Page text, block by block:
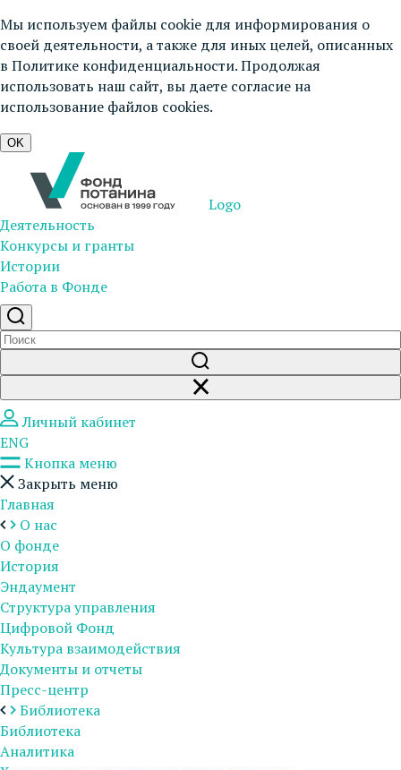
Мы используем файлы cookie для информирования о
своей деятельности, а также для иных целей, описанных
в Политике конфиденциальности. Продолжая
использовать наш сайт, вы даете согласие на
использование файлов cookies.
OK
Logo
Деятельность
Конкурсы и гранты
Истории
Работа в Фонде
Личный кабинет
ENG
Кнопка меню
Закрыть меню
Главная
О нас
О фонде
История
Эндаумент
Структура управления
Цифровой Фонд
Культура взаимодействия
Документы и отчеты
Пресс-центр
Библиотека
Библиотека
Аналитика